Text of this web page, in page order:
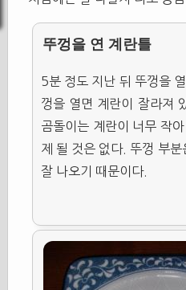
뚜껑을 연 계란틀
5분 정도 지난 뒤 뚜껑을
껑을 열면 계란이 잘라져
곰돌이는 계란이 너무 작
제 될 것은 없다. 뚜껑 부분
잘 나오기 때문이다.